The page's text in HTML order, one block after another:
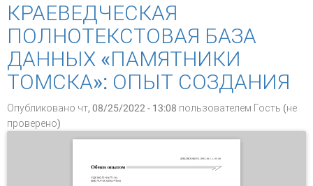
КРАЕВЕДЧЕСКАЯ
ПОЛНОТЕКСТОВАЯ БАЗА
ДАННЫХ «ПАМЯТНИКИ
ТОМСКА»: ОПЫТ СОЗДАНИЯ
Опубликовано чт, 08/25/2022 - 13:08 пользователем Гость (не
проверено)